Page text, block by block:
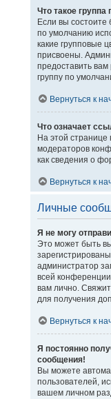
Что такое
Если вы состоите
по умолчанию
какие групповые
присвоены.
предоставить
группу по
Вернуться к
Что означает
На этой странице
модераторов
как сведения о
Вернуться к
Личные
Я не могу
Это может быть
администратор
всей
вам лично.
для получения
Вернуться к
Я постоянно
сообщения!
Вы можете
пользователей,
вашем личном